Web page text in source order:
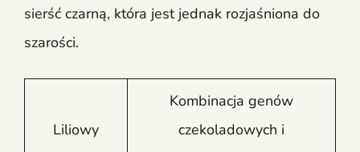
sierść czarną, która jest jednak rozjaśniona do
szarości.
Liliowy
Kombinacja genów
czekoladowych i